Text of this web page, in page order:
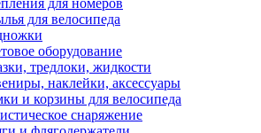
для велосипеда
оборудование
тредлоки, жидкости
наклейки, аксессуары
и корзины для велосипеда
снаряжение